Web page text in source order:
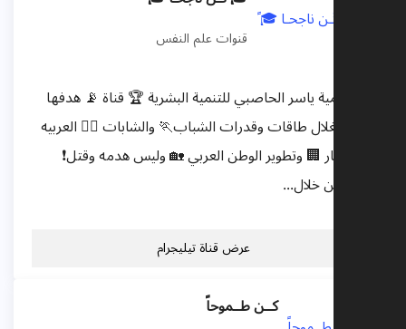
قنوات علم النفس
🎗أكاديمية ياسر الحاصبي للتنمية البشرية 🏆 قناة 📡 هدفها
هو أستغلال طاقات وقدرات الشباب🏃 والشابات 🏃‍♀ العربيه
في إعمار 🏢 وتطوير الوطن العربي 🏡 وليس هدمه وقتل❗️
أبنائه من خلال...
عرض قناة تيليجرام
كــن طــموحاً